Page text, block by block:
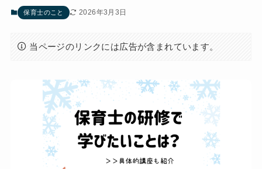
保育士のこと 2026年3月3日
当ページのリンクには広告が含まれています。